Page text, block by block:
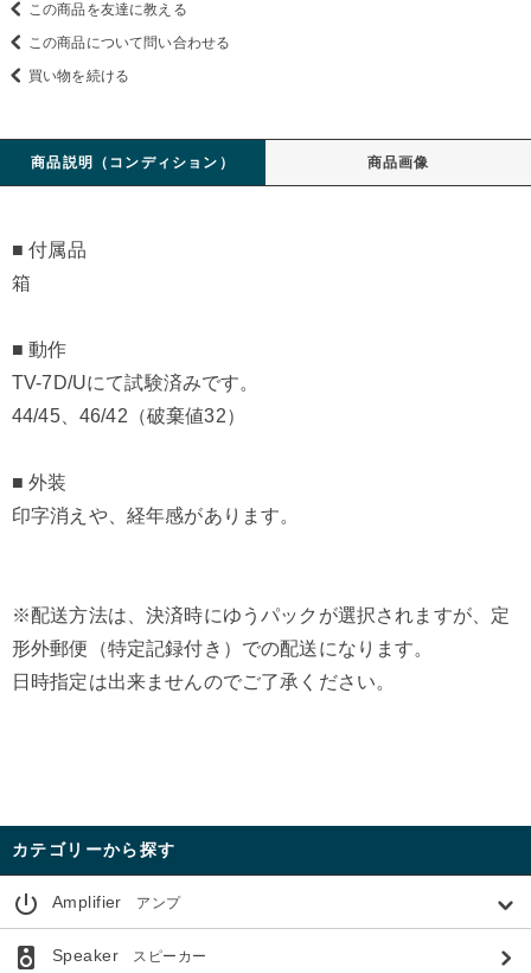
この商品を友達に教える
この商品について問い合わせる
買い物を続ける
商品説明（コンディション） 商品画像
■ 付属品
箱
■ 動作
TV-7D/Uにて試験済みです。
44/45、46/42（破棄値32）
■ 外装
印字消えや、経年感があります。
※配送方法は、決済時にゆうパックが選択されますが、定
形外郵便（特定記録付き）での配送になります。
日時指定は出来ませんのでご了承ください。
カテゴリーから探す
power_settings_new Amplifier アンプ
speaker Speakerスピーカー